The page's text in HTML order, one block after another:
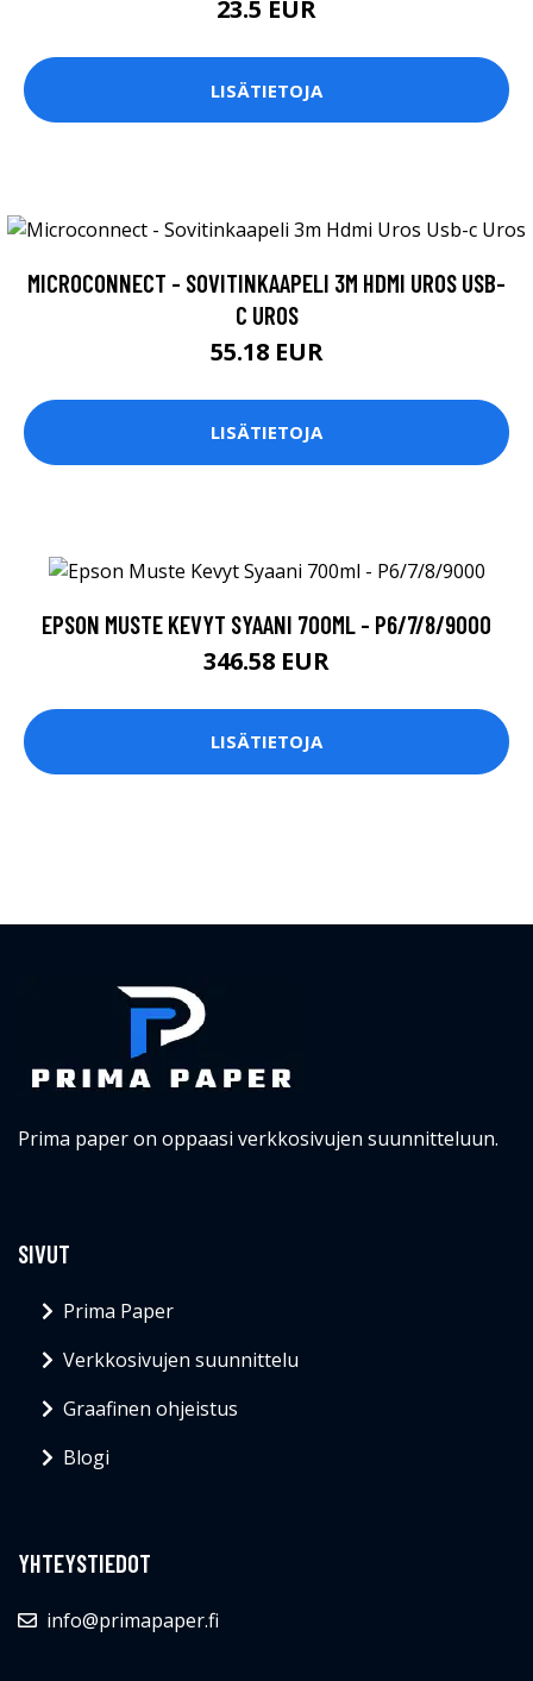
23.5 EUR
LISÄTIETOJA
MICROCONNECT - SOVITINKAAPELI 3M HDMI UROS USB-
C UROS
55.18 EUR
LISÄTIETOJA
EPSON MUSTE KEVYT SYAANI 700ML - P6/7/8/9000
346.58 EUR
LISÄTIETOJA
Prima paper on oppaasi verkkosivujen suunnitteluun.
SIVUT
Prima Paper
Verkkosivujen suunnittelu
Graafinen ohjeistus
Blogi
YHTEYSTIEDOT
info@primapaper.fi